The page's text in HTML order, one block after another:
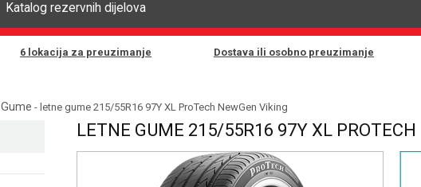
Katalog rezervnih dijelova
6 lokacija za preuzimanje Dostava ili osobno preuzimanje
Gume - letne gume 215/55R16 97Y XL ProTech NewGen Viking
LETNE GUME 215/55R16 97Y XL